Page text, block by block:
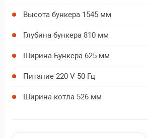
Высота бункера 1545 мм
Глубина бункера 810 мм
Ширина Бункера 625 мм
Питание 220 V 50 Гц
Ширина котла 526 мм